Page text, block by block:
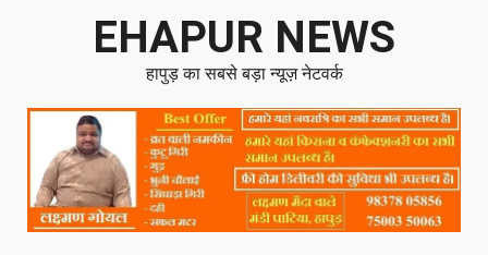
EHAPUR NEWS
हापुड़ का सबसे बड़ा न्यूज़ नेटवर्क